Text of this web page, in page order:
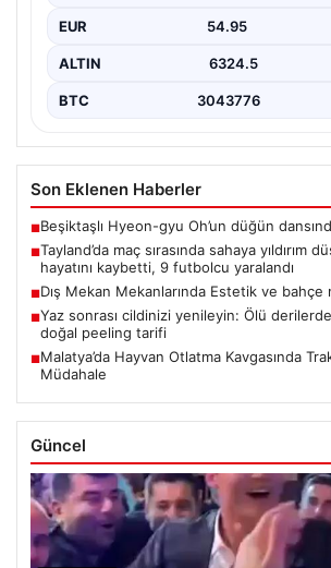
EUR 54.95
ALTIN 6324.5
BTC 3043776
Son Eklenen Haberler
■Beşiktaşlı Hyeon-gyu Oh’un düğün
■Tayland’da maç sırasında sahaya yıldırım
hayatını kaybetti, 9 futbolcu yaralandı
■Dış Mekan Mekanlarında Estetik ve bahçe
■Yaz sonrası cildinizi yenileyin: Ölü
doğal peeling tarifi
■Malatya’da Hayvan Otlatma Kavgasında
Müdahale
Güncel